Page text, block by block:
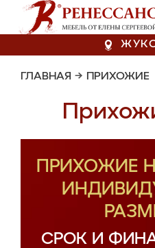
ГЛАВНАЯ → ПРИХОЖИЕ
ПРИХОЖИЕ
СРОК И